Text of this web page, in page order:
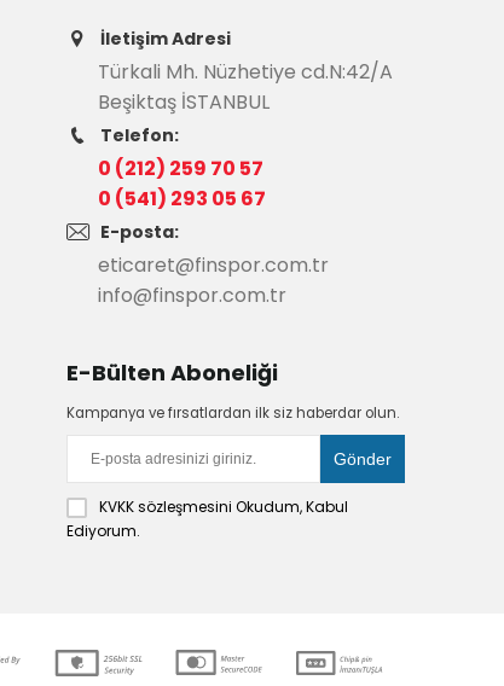
İletişim Adresi
Türkali Mh. Nüzhetiye cd.N:42/A
Beşiktaş İSTANBUL
Telefon:
0 (212) 259 70 57
0 (541) 293 05 67
E-posta:
eticaret@finspor.com.tr
info@finspor.com.tr
E-Bülten Aboneliği
Kampanya ve fırsatlardan ilk siz haberdar olun.
KVKK sözleşmesini Okudum, Kabul
Ediyorum.